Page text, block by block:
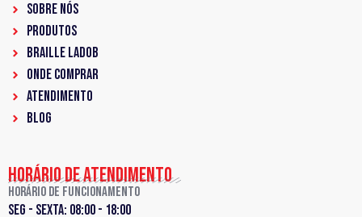
Sobre Nós
PRODUTOS
Braille LadoB
ONDE COMPRAR
ATENDIMENTO
BLOG
HORÁRIO DE ATENDIMENTO
Horário de Funcionamento
Seg - sexta: 08:00 - 18:00